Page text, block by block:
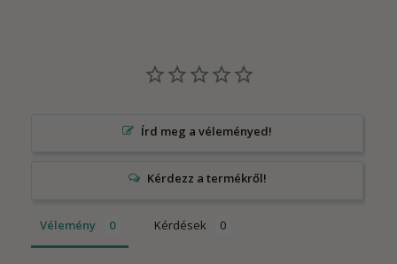
Írd meg a véleményed!
Vélemény Kérdések